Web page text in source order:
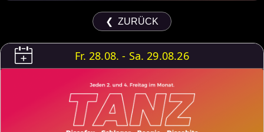
❮ ZURÜCK
Fr. 28.08. - Sa. 29.08.26